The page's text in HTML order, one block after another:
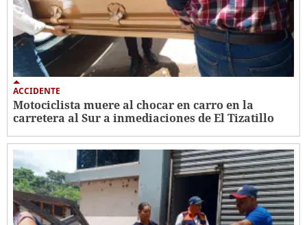
ACCIDENTE
Motociclista muere al chocar en carro en la
carretera al Sur a inmediaciones de El Tizatillo